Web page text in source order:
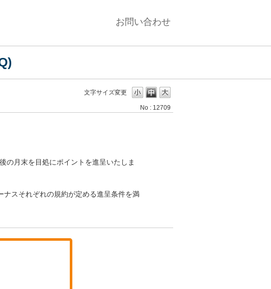
お問い合わせ
文字サイズ変更
No : 12709
の月末を目処にポイントを進呈いたしま
スそれぞれの規約が定める進呈条件を満